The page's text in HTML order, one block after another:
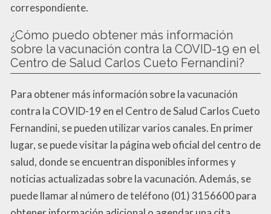
correspondiente.
¿Cómo puedo obtener más información
sobre la vacunación contra la COVID-19 en el
Centro de Salud Carlos Cueto Fernandini?
Para obtener más información sobre la vacunación
contra la COVID-19 en el Centro de Salud Carlos Cueto
Fernandini, se pueden utilizar varios canales. En primer
lugar, se puede visitar la página web oficial del centro de
salud, donde se encuentran disponibles informes y
noticias actualizadas sobre la vacunación. Además, se
puede llamar al número de teléfono (01) 3156600 para